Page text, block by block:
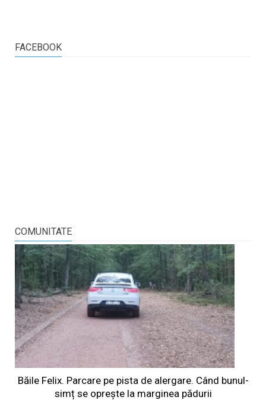
FACEBOOK
COMUNITATE
Băile Felix. Parcare pe pista de alergare. Când bunul-
simț se oprește la marginea pădurii